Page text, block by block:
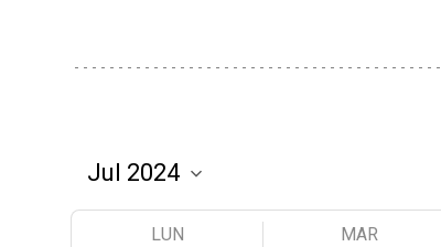
LUN MAR